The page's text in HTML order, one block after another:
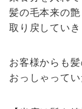
髪の毛本来の
取り戻していき
お客様からも
おっしゃってい